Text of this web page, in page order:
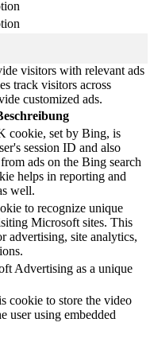
visitors with relevant ads
track visitors across
customized ads.
cookie, set by Bing, is
session ID and also
ads on the Bing search
helps in reporting and
well.
to recognize unique
Microsoft sites. This
advertising, site analytics,
Advertising as a unique
cookie to store the video
user using embedded